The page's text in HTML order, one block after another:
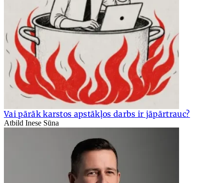
Vai pārāk karstos apstākļos darbs ir jāpārtrauc?
Atbild Inese Sūna